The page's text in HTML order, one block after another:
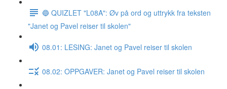
🔵 QUIZLET "L08A": Øv på ord og uttrykk fra teksten
"Janet og Pavel reiser til skolen"
08.01: LESING: Janet og Pavel reiser til skolen
08.02: OPPGAVER: Janet og Pavel reiser til skolen